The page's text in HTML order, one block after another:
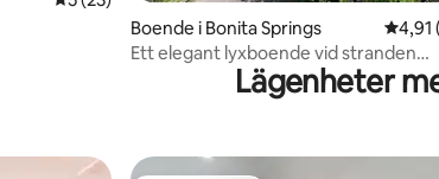
Boende i Bonita Springs 4,91
4,91
Ett elegant lyxboende vid stranden
Lägenheter